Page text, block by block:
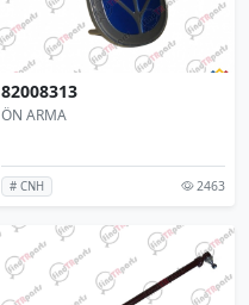
82008313
ÖN ARMA
# CNH 2463